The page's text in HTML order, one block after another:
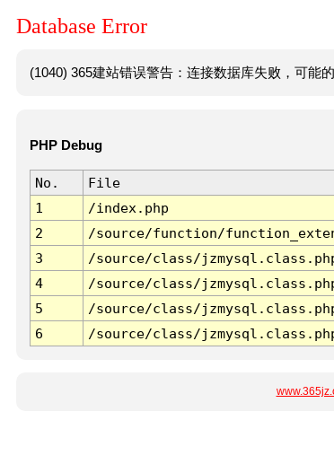
Database Error
(1040) 365建站错误警告：连接数据库失败，可能
PHP Debug
No. File
1
/index.php
2
/source/function/
3
/source/class/
4
/source/class/
5
/source/class/
6
/source/class/